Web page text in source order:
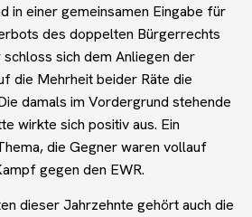
in einer gemeinsamen Eingabe für
des doppelten Bürgerrechts
sich dem Anliegen der
die Mehrheit beider Räte die
damals im Vordergrund stehende
wirkte sich positiv aus. Ein
die Gegner waren vollauf
gegen den EWR.
dieser Jahrzehnte gehört auch die